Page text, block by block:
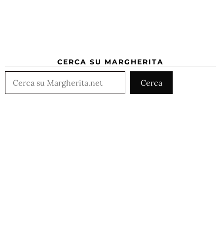
CERCA SU MARGHERITA
Cerca